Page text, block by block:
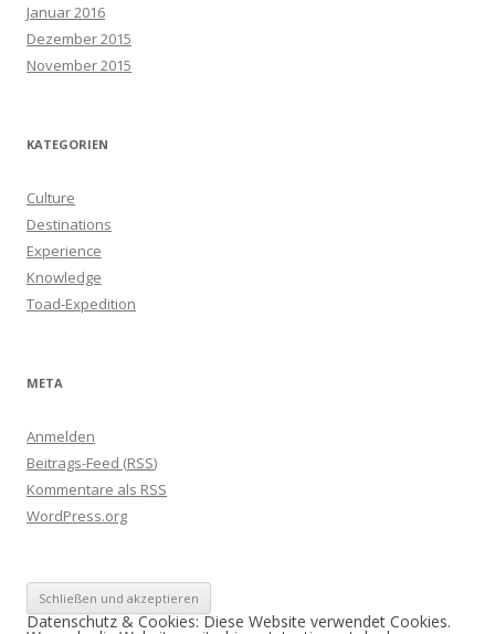
Januar 2016
Dezember 2015
November 2015
KATEGORIEN
Culture
Destinations
Experience
Knowledge
Toad-Expedition
META
Anmelden
Beitrags-Feed (RSS)
Kommentare als RSS
WordPress.org
Datenschutz & Cookies: Diese Website verwendet Cookies.